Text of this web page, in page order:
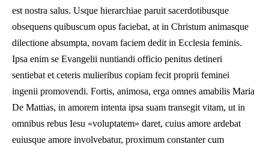
est nostra salus. Usque hierarchiae paruit sacerdotibusque
obsequens quibuscum opus faciebat, at in Christum animasque
dilectione absumpta, novam faciem dedit in Ecclesia feminis.
Ipsa enim se Evangelii nuntiandi officio penitus detineri
sentiebat et ceteris mulieribus copiam fecit proprii feminei
ingenii promovendi. Fortis, animosa, erga omnes amabilis Maria
De Mattias, in amorem intenta ipsa suam transegit vitam, ut in
omnibus rebus Iesu «voluptatem» daret, cuius amore ardebat
euiusque amore involvebatur, proximum constanter cum